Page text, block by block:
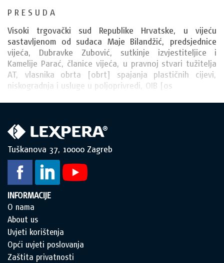
P R E S U D A
Visoki trgovački sud Republike Hrvatske, u vijeću
sastavljenom od sudaca Maje Bilandžić, predsjednice
vijeća, Dubravke Zubović, sutkinje izvjestiteljice i
Kamelije Parać, članice vijeća, u pravnoj stvari tužitelja
AT, vlasnika obrta [obrt] spajanja plastičnih cijevi,
niskogradnja i usluge u poljoprivredi, OIB [os
Tuškanova 37, 10000 Zagreb
INFORMACIJE
O nama
About us
Uvjeti korištenja
Opći uvjeti poslovanja
Zaštita privatnosti